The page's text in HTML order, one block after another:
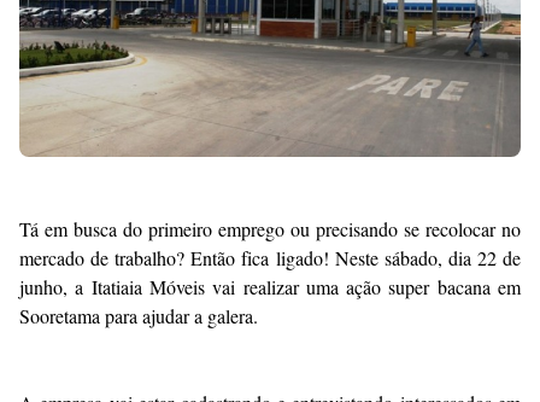
Tá em busca do primeiro emprego ou precisando se recolocar no
mercado de trabalho? Então fica ligado! Neste sábado, dia 22 de
junho, a Itatiaia Móveis vai realizar uma ação super bacana em
Sooretama para ajudar a galera.